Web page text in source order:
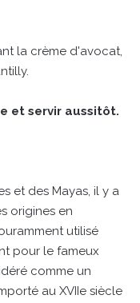
la crème d'avocat,
et servir aussitôt.
et des Mayas, il y a
origines en
utilisé
pour le fameux
comme un
au XVIIe siècle